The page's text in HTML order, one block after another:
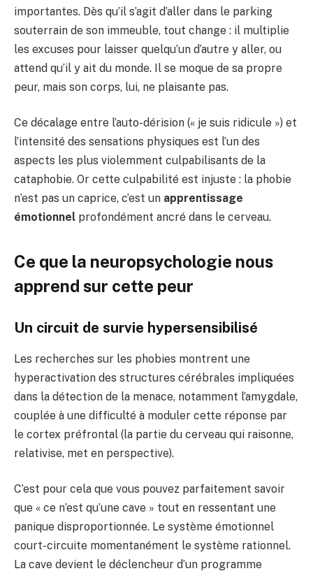
importantes. Dès qu’il s’agit d’aller dans le parking
souterrain de son immeuble, tout change : il multiplie
les excuses pour laisser quelqu’un d’autre y aller, ou
attend qu’il y ait du monde. Il se moque de sa propre
peur, mais son corps, lui, ne plaisante pas.
Ce décalage entre l’auto-dérision (« je suis ridicule ») et
l’intensité des sensations physiques est l’un des
aspects les plus violemment culpabilisants de la
cataphobie. Or cette culpabilité est injuste : la phobie
n’est pas un caprice, c’est un apprentissage
émotionnel profondément ancré dans le cerveau.
Ce que la neuropsychologie nous
apprend sur cette peur
Un circuit de survie hypersensibilisé
Les recherches sur les phobies montrent une
hyperactivation des structures cérébrales impliquées
dans la détection de la menace, notamment l’amygdale,
couplée à une difficulté à moduler cette réponse par
le cortex préfrontal (la partie du cerveau qui raisonne,
relativise, met en perspective).
C’est pour cela que vous pouvez parfaitement savoir
que « ce n’est qu’une cave » tout en ressentant une
panique disproportionnée. Le système émotionnel
court-circuite momentanément le système rationnel.
La cave devient le déclencheur d’un programme